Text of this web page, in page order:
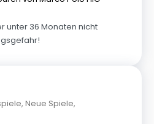
unter 36 Monaten nicht
, Neue Spiele,